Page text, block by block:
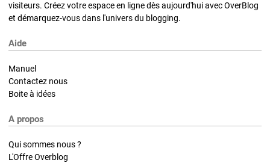
visiteurs. Créez votre espace en ligne dès aujourd'hui avec OverBlog
et démarquez-vous dans l'univers du blogging.
Aide
Manuel
Contactez nous
Boite à idées
A propos
Qui sommes nous ?
L'Offre Overblog